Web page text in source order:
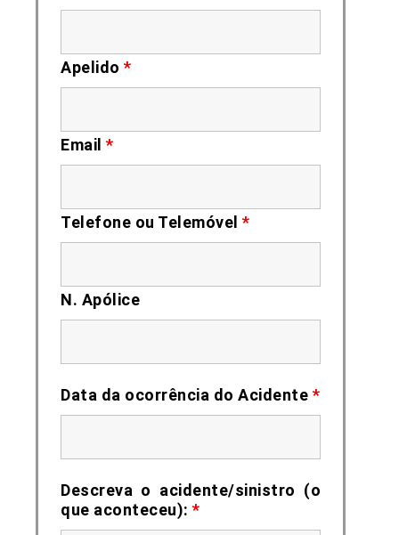
Apelido *
Email *
Telefone ou Telemóvel *
N. Apólice
Data da ocorrência do Acidente *
Descreva o acidente/sinistro (o
que aconteceu): *